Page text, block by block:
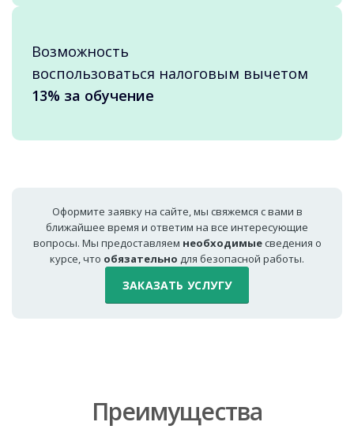
Возможность
воспользоваться налоговым вычетом
13% за обучение
ЗАКАЗАТЬ УСЛУГУ
Оформите заявку на сайте, мы свяжемся с вами в
ближайшее время и ответим на все интересующие
вопросы. Мы предоставляем необходимыесведения о
курсе, что обязательно для безопасной работы.
Преимущества